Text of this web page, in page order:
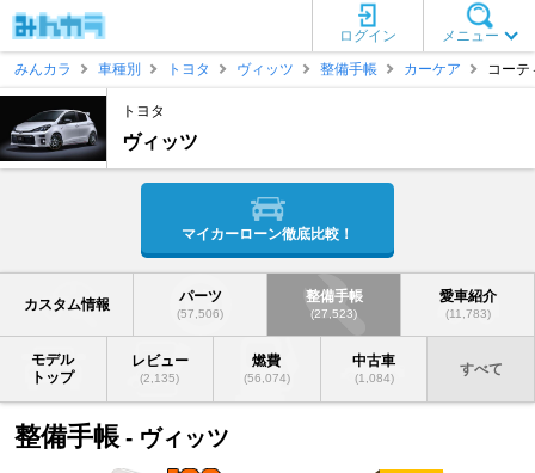
メニュー
ログイン
みんカラ
車種別 トヨタ ヴィッツ 整備手帳 カーケア コーテ
トヨタ
ヴィッツ
マイカーローン徹底比較！
カスタム情報 パーツ
(57,506)
整備手帳
(27,523)
愛車紹介
(11,783)
モデル
トップ
レビュー
(2,135)
燃費
(56,074)
中古車
(1,084)
すべて
整備手帳 - ヴィッツ